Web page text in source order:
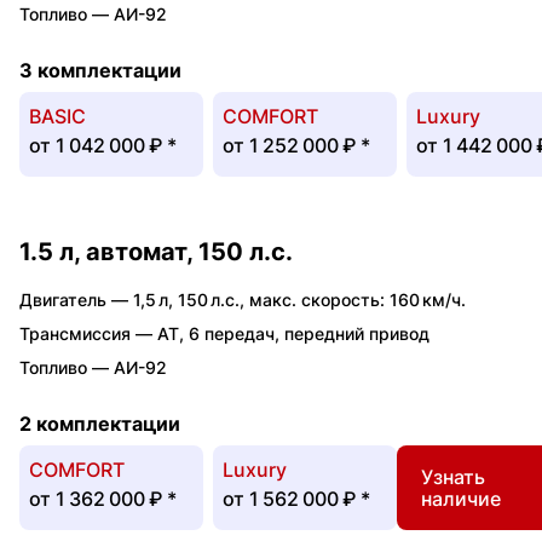
Топливо — АИ-92
3 комплектации
BASIC
от 1 042 000 ₽ *
COMFORT
от 1 252 000 ₽ *
Luxury
от 1 442 000
1.5 л, автомат, 150 л.с.
Двигатель — 1,5 л, 150 л.с., макс. скорость: 160 км/ч.
Трансмиссия — AT, 6 передач, передний привод
Топливо — АИ-92
2 комплектации
COMFORT
от 1 362 000 ₽ *
Luxury
от 1 562 000 ₽ *
Узнать
наличие